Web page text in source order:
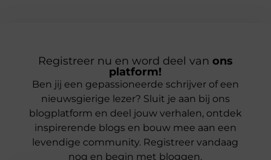
Registreer nu en word deel van ons
platform!
Ben jij een gepassioneerde schrijver of een
nieuwsgierige lezer? Sluit je aan bij ons
blogplatform en deel jouw verhalen, ontdek
inspirerende blogs en bouw mee aan een
levendige community. Registreer vandaag
nog en begin met bloggen.